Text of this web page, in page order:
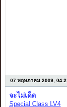
07 พฤษภาคม 2009,
จะไม่เด็ด
Special Class LV4